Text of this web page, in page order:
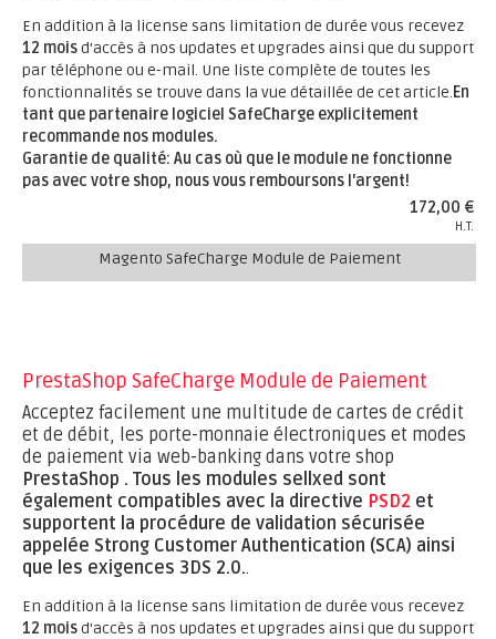
En addition à la license sans limitation de durée vous recevez
12 moisd'accès à nos updates et upgrades ainsi que du support
par téléphone ou e-mail. Une liste complète de toutes les
fonctionnalités se trouve dans la vue détaillée de cet article.En
tant que partenaire logiciel SafeCharge explicitement
recommande nos modules.
Garantie de qualité: Au cas où que le module ne fonctionne
pas avec votre shop, nous vous remboursons l'argent!
172,00 €
H.T.
Magento SafeCharge Module de Paiement
PrestaShop SafeCharge Module de Paiement
Acceptez facilement une multitude de cartes de crédit
et de débit, les porte-monnaie électroniques et modes
de paiement via web-banking dans votre shop
PrestaShop . Tous les modules sellxed sont
également compatibles avec la directive PSD2 et
supportent la procédure de validation sécurisée
appelée Strong Customer Authentication (SCA) ainsi
que les exigences 3DS 2.0..
En addition à la license sans limitation de durée vous recevez
12 moisd'accès à nos updates et upgrades ainsi que du support